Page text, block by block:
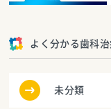
よく分かる歯科治
未分類